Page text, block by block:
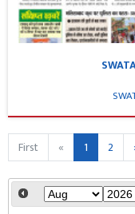
First « 1 2